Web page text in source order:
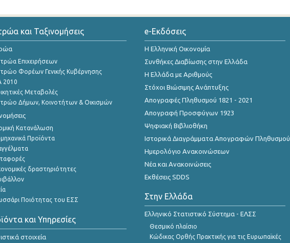
και Ταξινομήσεις
Επιχειρήσεων
Φορέων Γενικής Κυβέρνησης
2010
Μεταβολές
Δήμων, Κοινοτήτων & Οικισμών
Κατανάλωση
Προϊόντα
δραστηριότητες
Ποιότητας του ΕΣΣ
και Υπηρεσίες
στοιχεία
e-Εκδόσεις
Η Ελληνική Οικονομία
Συνθήκες Διαβίωσης στην Ελλάδα
Η Ελλάδα με Αριθμούς
Στόχοι Βιώσιμης Ανάπτυξης
Απογραφές Πληθυσμού 1821 - 2021
Απογραφή Προσφύγων 1923
Ψηφιακή Βιβλιοθήκη
Ιστορικά Διαγράμματα Απογραφών Πληθυσμού
Ημερολόγιο Ανακοινώσεων
Νέα και Ανακοινώσεις
Εκθέσεις SDDS
Στην Ελλάδα
Ελληνικό Στατιστικό Σύστημα - ΕΛΣΣ
Θεσμικό πλαίσιο
Κώδικας Ορθής Πρακτικής για τις Ευρωπαϊκές